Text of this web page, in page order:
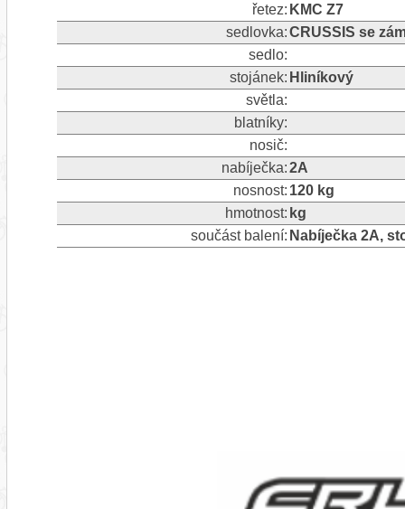
řetez: KMC Z7
sedlovka:CRUSSIS se
sedlo:
stojánek: Hliníkový
světla:
blatníky:
nosič:
nabíječka:2A
nosnost: 120 kg
hmotnost: kg
součást balení: Nabíječka 2A,